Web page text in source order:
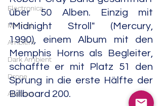
Electronica
Minimal
Ambient
Dark Ambient
Drone
Abstract
über 50 Alben. Einzig mit
"Midnight Stroll" (Mercury,
1990), einem Album mit den
Memphis Horns als Begleiter,
schaffte er mit Platz 51 den
Sprung in die erste Hälfte der
Billboard 200.